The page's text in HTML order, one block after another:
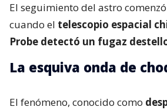
El seguimiento del astro
cuando el telescopio espacial
Probe detectó un fugaz
La esquiva onda de
El fenómeno, conocido como